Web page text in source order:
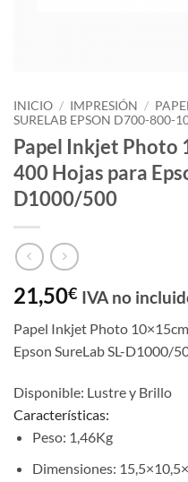
INICIO / IMPRESIÓN / PAPEL
SURELAB EPSON D700-800-
Papel Inkjet
400 Hojas para
D1000/500
21,50€ IVA no
Papel Inkjet Photo
Epson SureLab SL-D1000/
Disponible: Lustre y Brillo
Características:
Peso: 1,46Kg
Dimensiones: